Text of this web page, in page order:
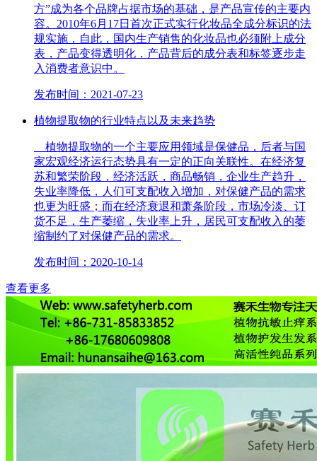
方”成为各个品牌占据市场的基础，是产品宣传的主要内
容。2010年6月17日首次正式实行化妆品全成分标识的法
规实施，自此，国内生产销售的化妆品也必须附上成分
表，产品变得透明化，产品背后的成分表和标签逐步走
入消费者意识中。
发布时间：2021-07-23
植物提取物的行业特点以及未来趋势
植物提取物的一个主要应用领域是保健品，后者与国
家宏观经济运行态势具有一定的正向关联性。在经济复
苏和繁荣阶段，经济活跃，商品畅销，企业生产趋升，
失业率降低，人们可支配收入增加，对保健产品的需求
也更为旺盛；而在经济衰退和萧条阶段，市场冷淡、订
货不足，生产萎缩，失业率上升，居民可支配收入的萎
缩制约了对保健产品的需求。
发布时间：2020-10-14
查看更多